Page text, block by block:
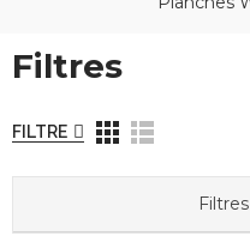
Filtres
FILTRE
Filtres